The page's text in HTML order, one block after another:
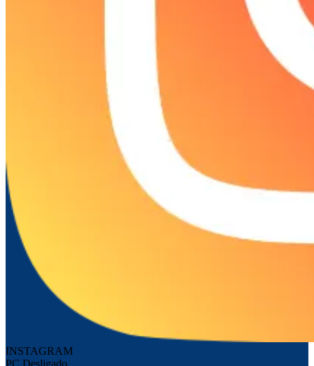
INSTAGRAM
PC Desligado